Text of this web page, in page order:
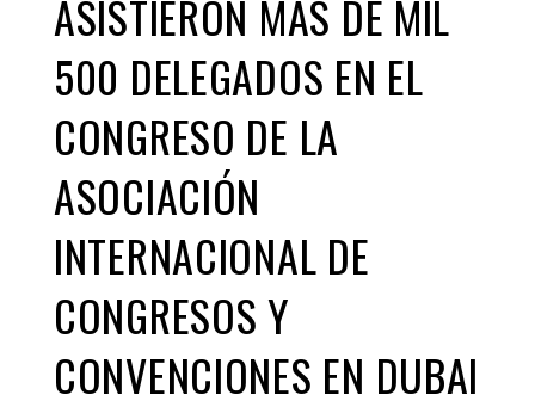
ASISTIERON MÁS DE MIL
500 DELEGADOS EN EL
CONGRESO DE LA
ASOCIACIÓN
INTERNACIONAL DE
CONGRESOS Y
CONVENCIONES EN DUBAI